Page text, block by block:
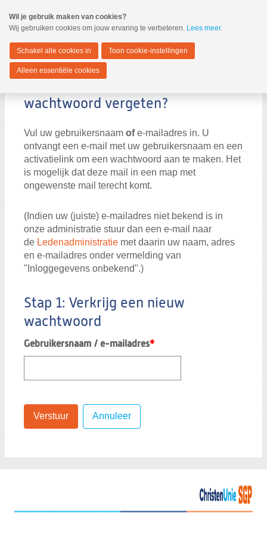
naar
Spring
de
inhoud
Spring
naar
Zwijndrecht
MENU
Zoeken
wachtwoord vergeten?
Vul uw gebruikersnaam ofe-mailadres in. U
ontvangt een e-mail met uw gebruikersnaam en een
activatielink om een wachtwoord aan te maken. Het
is mogelijk dat deze mail in een map met
ongewenste mail terecht komt.
(Indien uw (juiste) e-mailadres niet bekend is in
onze administratie stuur dan een e-mail naar
de Ledenadministratie met daarin uw naam, adres
en e-mailadres onder vermelding van
"Inloggegevens onbekend".)
Stap 1: Verkrijg een nieuw
wachtwoord
Gebruikersnaam / e-mailadres*
Verstuur Annuleer
Wil je gebruik maken van cookies?
Wij gebruiken cookies om jouw ervaring te verbeteren. Lees meer.
Schakel alle cookies in Toon cookie-instellingen
Alleen essentiële cookies